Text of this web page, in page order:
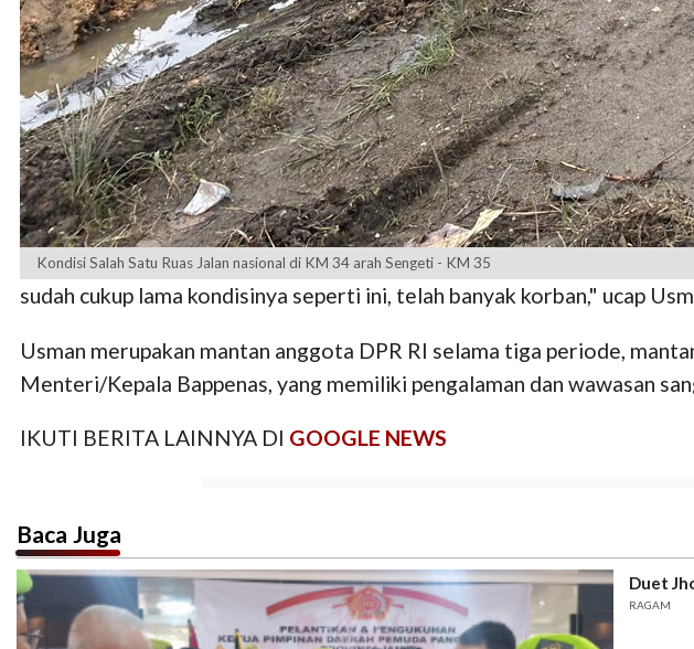
Kondisi Salah Satu Ruas Jalan nasional di KM 34 arah Sengeti - KM 35
sudah cukup lama kondisinya seperti ini, telah banyak korban," ucap
Usman merupakan mantan anggota DPR RI selama tiga periode,
Menteri/Kepala Bappenas, yang memiliki pengalaman dan wawasan
IKUTI BERITA LAINNYA DI GOOGLE NEWS
Baca Juga
Duet
RAGAM